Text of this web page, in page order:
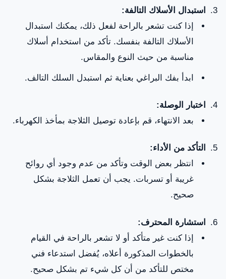
استبدال الأسلاك التالفة:
إذا كنت تشعر بالراحة لفعل ذلك، يمكنك استبدال
الأسلاك التالفة بنفسك. تأكد من استخدام أسلاك
مناسبة من حيث النوع والمقاس.
ابدأ بفك البراغي بعناية ثم استبدل السلك التالف.
اختبار الوصلة:
بعد الانتهاء، قم بإعادة توصيل الثلاجة بمأخذ الكهرباء.
التأكد من الأداء:
انتظر بعض الوقت وتأكد من عدم وجود أي روائح
غريبة أو تسربات. يجب أن تعمل الثلاجة بشكل
صحيح.
استشارة المحترف:
إذا كنت غير متأكد أو لا تشعر بالراحة في القيام
بالخطوات المذكورة أعلاه، يُفضل استدعاء فني
مختص للتأكد من أن كل شيء تم بشكل صحيح.